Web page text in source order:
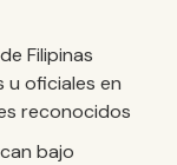
Filipinas
u oficiales en
reconocidos
bajo